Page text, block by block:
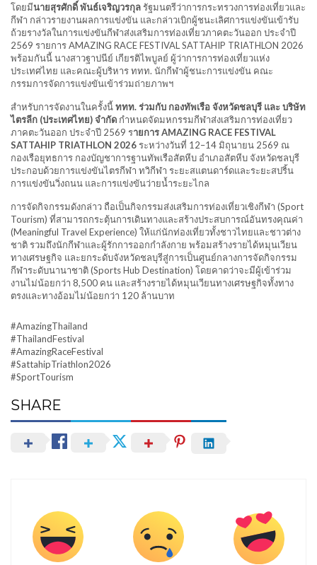
โดยมีนายสุรศักดิ์ พันธ์เจริญวรกุลรัฐมนตรีว่าการกระทรวงการท่องเที่ยวและ
กีฬา กล่าวรายงานผลการแข่งขัน และกล่าวเบิกผู้ชนะเลิศการแข่งขันเข้ารับ
ถ้วยรางวัลในการแข่งขันกีฬาส่งเสริมการท่องเที่ยวภาคตะวันออก ประจำปี
2569 รายการ AMAZING RACE FESTIVAL SATTAHIP TRIATHLON 2026
พร้อมกันนี้ นางสาวฐาปนีย์ เกียรติไพบูลย์ ผู้ว่าการการท่องเที่ยวแห่ง
ประเทศไทย และคณะผู้บริหาร ททท. นักกีฬาผู้ชนะการแข่งขัน คณะ
กรรมการจัดการแข่งขันเข้าร่วมถ่ายภาพฯ
สำหรับการจัดงานในครั้งนี้ททท. ร่วมกับ กองทัพเรือ จังหวัดชลบุรี และ บริษัท
ไตรลีก (ประเทศไทย) จำกัด กำหนดจัดมหกรรมกีฬาส่งเสริมการท่องเที่ยว
ภาคตะวันออก ประจำปี 2569 รายการ AMAZING RACE FESTIVAL
SATTAHIP TRIATHLON 2026ระหว่างวันที่ 12–14 มิถุนายน 2569 ณ
กองเรือยุทธการ กองบัญชาการฐานทัพเรือสัตหีบ อำเภอสัตหีบ จังหวัดชลบุรี
ประกอบด้วยการแข่งขันไตรกีฬา ทวิกีฬา ระยะสแตนดาร์ดและระยะสปริ้น
การแข่งขันวิ่งถนน และการแข่งขันว่ายน้ำระยะไกล
การจัดกิจกรรมดังกล่าว ถือเป็นกิจกรรมส่งเสริมการท่องเที่ยวเชิงกีฬา (Sport
Tourism) ที่สามารถกระตุ้นการเดินทางและสร้างประสบการณ์อันทรงคุณค่า
(Meaningful Travel Experience) ให้แก่นักท่องเที่ยวทั้งชาวไทยและชาวต่าง
ชาติ รวมถึงนักกีฬาและผู้รักการออกกำลังกาย พร้อมสร้างรายได้หมุนเวียน
ทางเศรษฐกิจ และยกระดับจังหวัดชลบุรีสู่การเป็นศูนย์กลางการจัดกิจกรรม
กีฬาระดับนานาชาติ (Sports Hub Destination) โดยคาดว่าจะมีผู้เข้าร่วม
งานไม่น้อยกว่า 8,500 คน และสร้างรายได้หมุนเวียนทางเศรษฐกิจทั้งทาง
ตรงและทางอ้อมไม่น้อยกว่า 120 ล้านบาท
#AmazingThailand
#ThailandFestival
#AmazingRaceFestival
#SattahipTriathlon2026
#SportTourism
SHARE